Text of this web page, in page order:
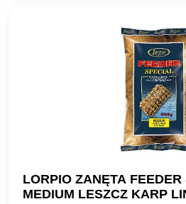
LORPIO ZANĘTA
MEDIUM LESZCZ KARP